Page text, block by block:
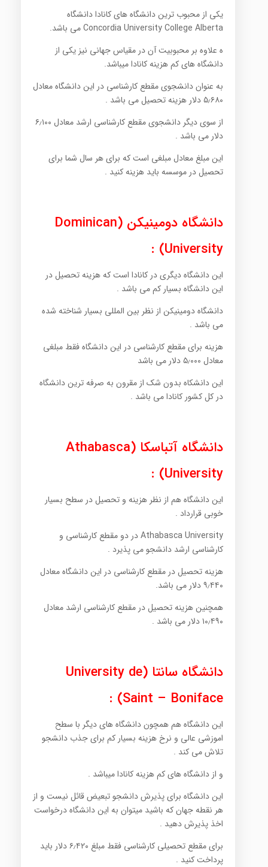
یکی از محبوب ترین دانشگاه های کانادا دانشگاه
Concordia University College Alberta می باشد.
ه علاوه بر محبوبیت آن در مقیاس جهانی نیز یکی از
دانشگاه های کم هزینه کانادا میباشد.
به عنوان دانشجوی مقطع کارشناسی در این دانشگاه معادل
۵٫۶۸۰ دلار هزینه تحصیل می باشد .
از سوی دیگر دانشجوی مقطع کارشناسی ارشد معادل ۶٫۱۰۰
دلار می باشد .
این مبلغ معادل مبلغی است که برای هر سال شما برای
تحصیل در موسسه باید هزینه کنید .
دانشگاه دومینیکن (Dominican
University) :
این دانشگاه دیگری در کانادا است که هزینه تحصیل در
این دانشگاه بسیار کم می باشد .
دانشگاه دومینیکن از نظر بین المللی بسیار شناخته شده
می باشد .
هزینه برای مقطع کارشناسی در این دانشگاه فقط مبلغی
معادل ۵٫۰۰۰ دلار می باشد
این دانشکاه بدون شک از مقرون به صرفه ترین دانشگاه
در کل کشور کانادا می باشد .
دانشگاه آتباسکا (Athabasca
University) :
این دانشگاه هم از نظر هزینه و تحصیل در سطح بسیار
خوبی قرارداد .
Athabasca University در دو مقطع کارشناسی و
کارشناسی ارشد دانشجو می پذیرد .
هزینه تحصیل در مقطع کارشناسی در این دانشگاه معادل
۹٫۴۴۰ دلار می باشد.
همچنین هزینه تحصیل در مقطع کارشناسی ارشد معادل
۱۰٫۴۹۰ دلار می باشد .
دانشگاه سانتا (University de
Saint – Boniface) :
این دانشگاه هم همچون دانشگاه های دیگر با سطح
اموزشی عالی و نرخ هزینه بسیار کم برای جذب دانشجو
تلاش می کند .
و از دانشگاه های کم هزینه کانادا میباشد .
این دانشگاه برای پذیرش دانشجو تبعیض قائل نیست و از
هر نقطه جهان که باشید میتوان به این دانشگاه درخواست
اخذ پذیرش دهید .
برای مقطع تحصیلی کارشناسی فقط مبلغ ۶٫۴۲۰ دلار باید
پرداخت کنید .